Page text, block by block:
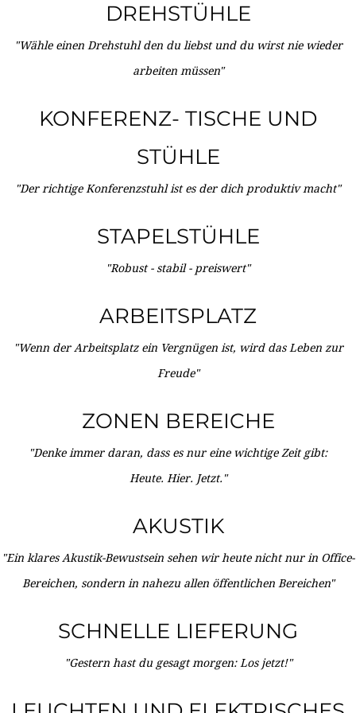
DREHSTÜHLE
"Wähle einen Drehstuhl den du liebst und du wirst nie wieder
arbeiten müssen"
KONFERENZ- TISCHE UND
STÜHLE
"Der richtige Konferenzstuhl ist es der dich produktiv macht"
STAPELSTÜHLE
"Robust - stabil - preiswert"
ARBEITSPLATZ
"Wenn der Arbeitsplatz ein Vergnügen ist, wird das Leben zur
Freude"
ZONEN BEREICHE
"Denke immer daran, dass es nur eine wichtige Zeit gibt:
Heute. Hier. Jetzt."
AKUSTIK
"Ein klares Akustik-Bewustsein sehen wir heute nicht nur in Office-
Bereichen, sondern in nahezu allen öffentlichen Bereichen"
SCHNELLE LIEFERUNG
"Gestern hast du gesagt morgen: Los jetzt!"